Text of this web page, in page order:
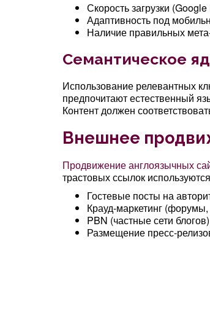
Скорость загрузки
Адаптивность под
Наличие правильных
Семантическое
Использование релевантных
предпочитают естественный
Контент должен
Внешнее
Продвижение англоязычных
трастовых ссылок
Гостевые посты на
Крауд-маркетинг
PBN (частные сети
Размещение пресс-